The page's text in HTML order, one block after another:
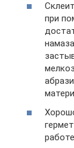
при